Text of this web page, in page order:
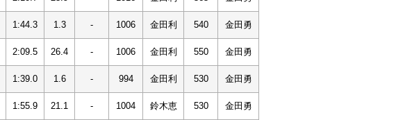
1:44.3 1.3 - 1006 金田利 540 金田勇
2:09.5 26.4 - 1006 金田利 550 金田勇
1:39.0 1.6 - 994 金田利 530 金田勇
1:55.9 21.1 - 1004 鈴木恵 530 金田勇